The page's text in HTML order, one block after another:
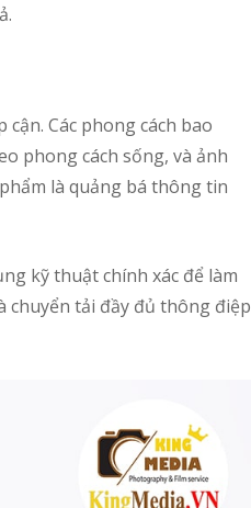
Các phong cách bao
phong cách sống, và ảnh
là quảng bá thông tin
kỹ thuật chính xác để làm
chuyển tải đầy đủ thông điệp